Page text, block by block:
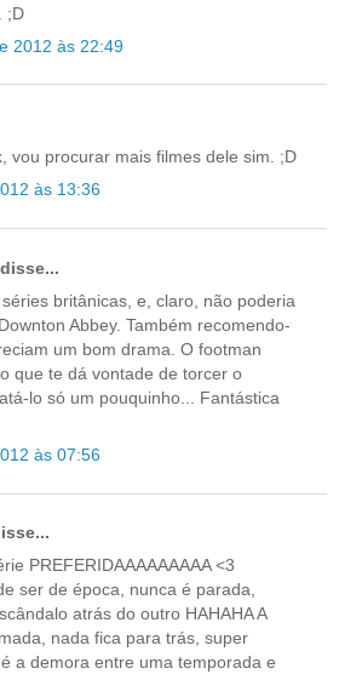
;D
2012 às 22:49
vou procurar mais filmes dele sim. ;D
às 13:36
disse...
britânicas, e, claro, não poderia
Abbey. Também recomendo-
um bom drama. O footman
que te dá vontade de torcer o
lo só um pouquinho... Fantástica
às 07:56
PREFERIDAAAAAAAAA <3
ser de época, nunca é parada,
atrás do outro HAHAHA A
nada fica para trás, super
a demora entre uma temporada e